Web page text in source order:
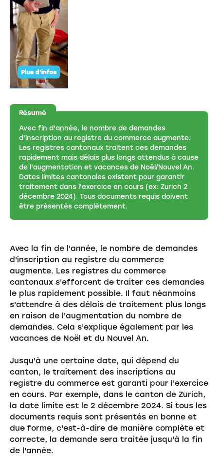
Résumé
Avec fin d'année, le nombre de demandes
d'inscription au registre du commerce augmente.
Les registres cantonaux traitent ces demandes
rapidement mais délais plus longs attendus à cause
de l'augmentation et vacances de Noël/Nouvel An.
Dates limites cantonales existent pour garantir
traitement dans l'exercice en cours (ex: Zurich 2
décembre 2024). Tous documents requis doivent
être présentés complètement.
Avec la fin de l'année, le nombre de demandes
d'inscription au registre du commerce
augmente. Les registres du commerce
cantonaux s'efforcent de traiter ces demandes
le plus rapidement possible. Il faut néanmoins
s'attendre à des délais de traitement plus longs
en raison de l'augmentation du nombre de
demandes. Cela s'explique également par les
vacances de Noël et du Nouvel An.
Jusqu'à une certaine date, qui dépend du
canton, le traitement des inscriptions au
registre du commerce est garanti pour l'exercice
en cours. Par exemple, dans le canton de Zurich,
la date limite est le 2 décembre 2024. Si tous les
documents requis sont présentés en bonne et
due forme, c'est-à-dire de manière complète et
correcte, la demande sera traitée jusqu'à la fin
de l'année.